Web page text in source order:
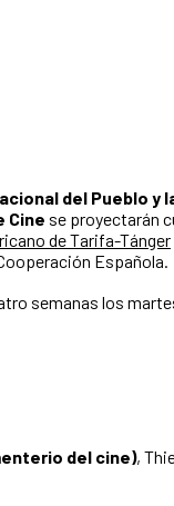
del Pueblo y
Cine se proyectarán
de Tarifa-Tánger
Española.
semanas los
del cine),